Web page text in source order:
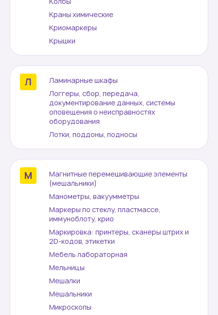
Краны химические
Криомаркеры
Крышки
Ламинарные шкафы
Логгеры, сбор, передача,
документирование данных, системы
оповещения о неисправностях
оборудования
Лотки, поддоны, подносы
Магнитные перемешивающие элементы
(мешальники)
Манометры, вакуумметры
Маркеры по стеклу, пластмассе,
иммуноблоту, крио
Маркировка: принтеры, сканеры штрих и
2D-кодов, этикетки
Мебель лабораторная
Мельницы
Мешалки
Мешальники
Микроскопы